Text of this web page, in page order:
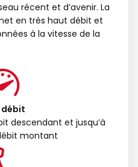
récent et d’avenir. La
en très haut débit et
à la vitesse de la
débit
descendant et jusqu’à
montant